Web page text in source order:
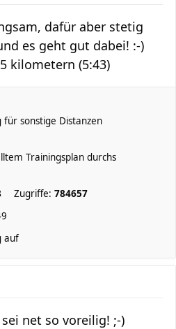
dafür aber stetig
es geht gut dabei! :-)
kilometern (5:43)
für sonstige Distanzen
Trainingsplan durchs
Zugriffe: 784657
auf
net so voreilig! ;-)